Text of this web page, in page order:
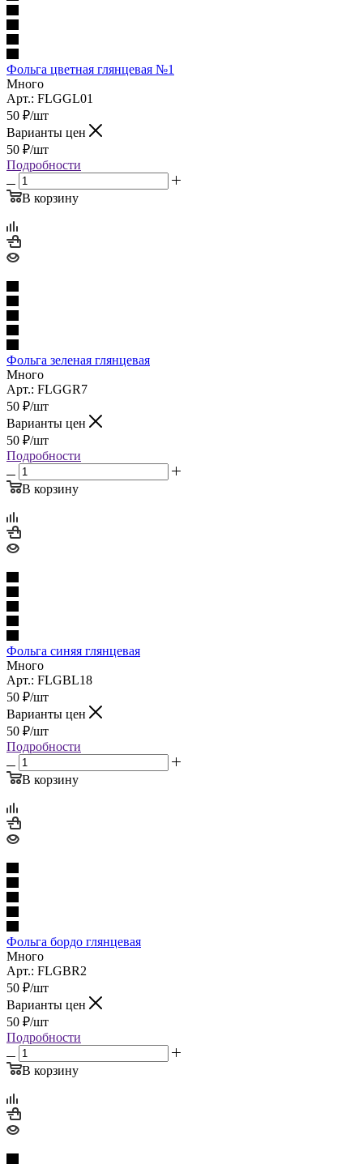
Фольга цветная глянцевая №1
Много
Арт.: FLGGL01
50 ₽/шт
Варианты цен
50 ₽/шт
Подробности
В корзину
Фольга зеленая глянцевая
Много
Арт.: FLGGR7
50 ₽/шт
Варианты цен
50 ₽/шт
Подробности
В корзину
Фольга синяя глянцевая
Много
Арт.: FLGBL18
50 ₽/шт
Варианты цен
50 ₽/шт
Подробности
В корзину
Фольга бордо глянцевая
Много
Арт.: FLGBR2
50 ₽/шт
Варианты цен
50 ₽/шт
Подробности
В корзину